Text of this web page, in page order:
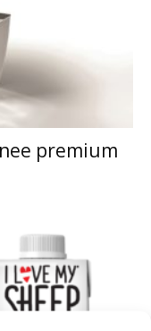
premium